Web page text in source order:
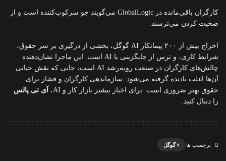
کارگران باقی‌مانده در GlobalLogic می‌گویند جو سرکوب‌کننده است و از
صحبت کردن می‌ترسند.
اخراج بیش از ۲۰۰ پیمانکار AI گوگل، بخشی از درگیری بر سر حقوق،
شرایط کاری، و ترس از جایگزینی با AI است. این ماجرا نشان‌دهنده
چالش‌های کارگران در صنعت روبه‌رشد AI است، جایی که نقش حیاتی
آن‌ها اغلب نادیده گرفته می‌شود. سازماندهی کارگران و فشار برای
حقوق بهتر ضروری است. برای اخبار بیشتر بازار کار و AI،
آی تی پالس
را دنبال کنید.
برچسب ها گوگل